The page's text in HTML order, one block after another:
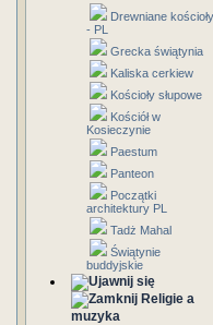
Drewniane kościoły
- PL
Grecka świątynia
Kaliska cerkiew
Kościoły słupowe
Kościół w
Kosieczynie
Paestum
Panteon
Początki
architektury PL
Tadż Mahal
Świątynie
buddyjskie
Religie a
muzyka